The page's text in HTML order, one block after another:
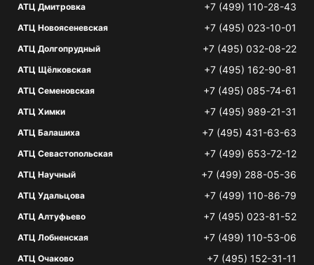
АТЦ Дмитровка +7 (499) 110-28-43
АТЦ Новоясеневская +7 (495) 023-10-01
АТЦ Долгопрудный +7 (495) 032-08-22
АТЦ Щёлковская +7 (495) 162-90-81
АТЦ Семеновская +7 (495) 085-74-61
АТЦ Химки +7 (495) 989-21-31
АТЦ Балашиха +7 (495) 431-63-63
АТЦ Севастопольская +7 (499) 653-72-12
АТЦ Научный +7 (499) 288-05-36
АТЦ Удальцова +7 (499) 110-86-79
АТЦ Алтуфьево +7 (495) 023-81-52
АТЦ Лобненская +7 (499) 110-53-06
АТЦ Очаково +7 (495) 152-31-11